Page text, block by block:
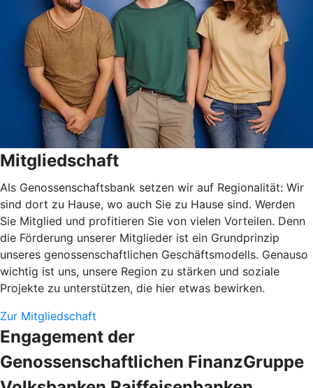
Mitgliedschaft
Als Genossenschaftsbank setzen wir auf Regionalität: Wir
sind dort zu Hause, wo auch Sie zu Hause sind. Werden
Sie Mitglied und profitieren Sie von vielen Vorteilen. Denn
die Förderung unserer Mitglieder ist ein Grundprinzip
unseres genossenschaftlichen Geschäftsmodells. Genauso
wichtig ist uns, unsere Region zu stärken und soziale
Projekte zu unterstützen, die hier etwas bewirken.
Zur Mitgliedschaft
Engagement der
Genossenschaftlichen FinanzGruppe